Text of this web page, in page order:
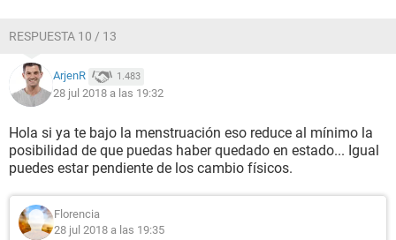
RESPUESTA 10 / 13
ArjenR 1.483
28 jul 2018 a las 19:32
Hola si ya te bajo la menstruación eso reduce al mínimo la
posibilidad de que puedas haber quedado en estado... Igual
puedes estar pendiente de los cambio físicos.
Florencia
28 jul 2018 a las 19:35